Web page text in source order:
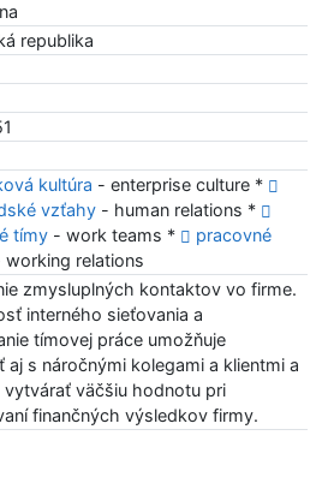
republika
kultúra - enterprise culture *
vzťahy- human relations *
tímy- work teams *
pracovné
relations
zmysluplných kontaktov vo firme.
interného sieťovania a
tímovej práce umožňuje
aj s náročnými kolegami a klientmi a
vytvárať väčšiu hodnotu pri
finančných výsledkov firmy.